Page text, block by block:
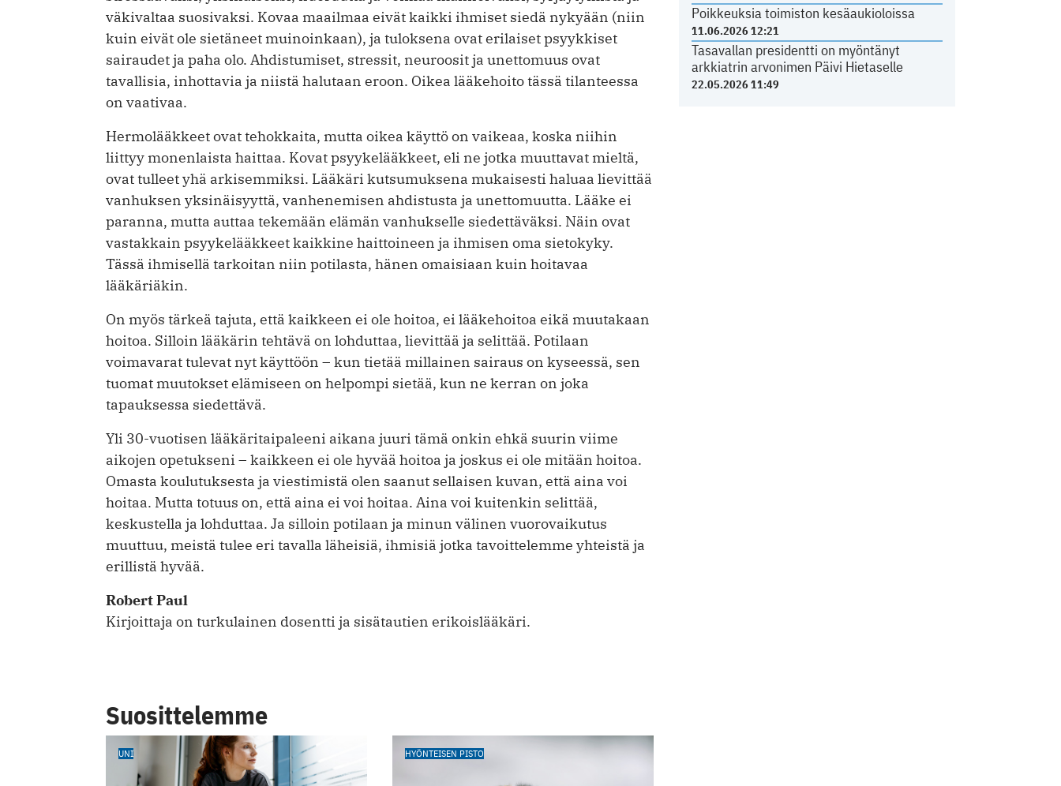
Poikkeuksia toimiston kesäaukioloissa
11.06.2026 12:21
Tasavallan presidentti on myöntänyt
arkkiatrin arvonimen Päivi Hietaselle
22.05.2026 11:49
väkivaltaa suosivaksi. Kovaa maailmaa eivät kaikki ihmiset siedä nykyään (niin
kuin eivät ole sietäneet muinoinkaan), ja tuloksena ovat erilaiset psyykkiset
sairaudet ja paha olo. Ahdistumiset, stressit, neuroosit ja unettomuus ovat
tavallisia, inhottavia ja niistä halutaan eroon. Oikea lääkehoito tässä tilanteessa
on vaativaa.
Hermolääkkeet ovat tehokkaita, mutta oikea käyttö on vaikeaa, koska niihin
liittyy monenlaista haittaa. Kovat psyykelääkkeet, eli ne jotka muuttavat mieltä,
ovat tulleet yhä arkisemmiksi. Lääkäri kutsumuksena mukaisesti haluaa lievittää
vanhuksen yksinäisyyttä, vanhenemisen ahdistusta ja unettomuutta. Lääke ei
paranna, mutta auttaa tekemään elämän vanhukselle siedettäväksi. Näin ovat
vastakkain psyykelääkkeet kaikkine haittoineen ja ihmisen oma sietokyky.
Tässä ihmisellä tarkoitan niin potilasta, hänen omaisiaan kuin hoitavaa
lääkäriäkin.
On myös tärkeä tajuta, että kaikkeen ei ole hoitoa, ei lääkehoitoa eikä muutakaan
hoitoa. Silloin lääkärin tehtävä on lohduttaa, lievittää ja selittää. Potilaan
voimavarat tulevat nyt käyttöön – kun tietää millainen sairaus on kyseessä, sen
tuomat muutokset elämiseen on helpompi sietää, kun ne kerran on joka
tapauksessa siedettävä.
Yli 30-vuotisen lääkäritaipaleeni aikana juuri tämä onkin ehkä suurin viime
aikojen opetukseni – kaikkeen ei ole hyvää hoitoa ja joskus ei ole mitään hoitoa.
Omasta koulutuksesta ja viestimistä olen saanut sellaisen kuvan, että aina voi
hoitaa. Mutta totuus on, että aina ei voi hoitaa. Aina voi kuitenkin selittää,
keskustella ja lohduttaa. Ja silloin potilaan ja minun välinen vuorovaikutus
muuttuu, meistä tulee eri tavalla läheisiä, ihmisiä jotka tavoittelemme yhteistä ja
erillistä hyvää.
Robert Paul
Kirjoittaja on turkulainen dosentti ja sisätautien erikoislääkäri.
Suosittelemme
UNI HYÖNTEISEN PISTO